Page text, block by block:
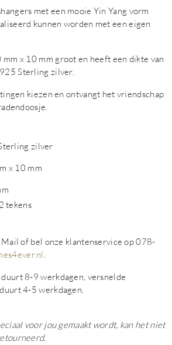
met een mooie Yin Yang vorm
kunnen worden met een eigen
mm x 10 mm groot en heeft een dikte van
Sterling zilver.
kiezen en ontvangt het vriendschap
zilver
x 10 mm
tekens
Mail of bel onze klantenservice op 078-
8-9 werkdagen, versnelde
4-5 werkdagen.
voor jou gemaakt wordt, kan het niet